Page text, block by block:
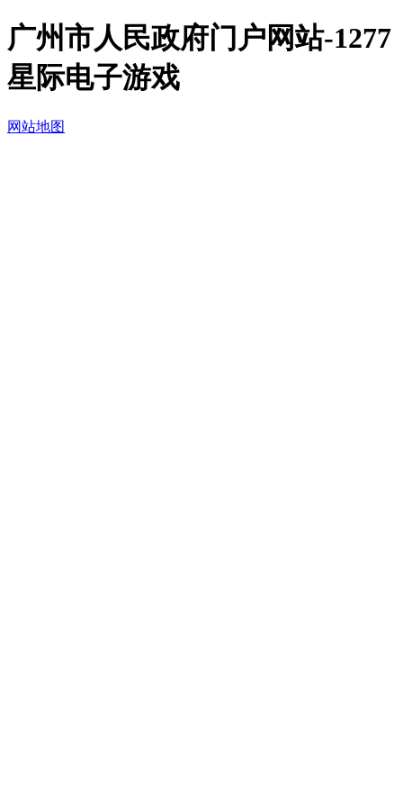
广州市人民政府门户网站-1277
星际电子游戏
网站地图